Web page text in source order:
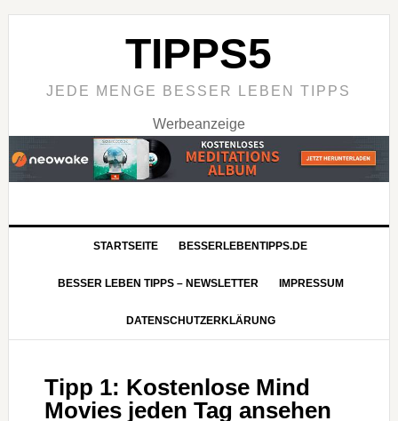
TIPPS5
JEDE MENGE BESSER LEBEN TIPPS
Werbeanzeige
STARTSEITE BESSERLEBENTIPPS.DE
BESSER LEBEN TIPPS – NEWSLETTER IMPRESSUM
DATENSCHUTZERKLÄRUNG
Tipp 1: Kostenlose Mind
Movies jeden Tag ansehen
Mit
des
Videos
akzeptieren